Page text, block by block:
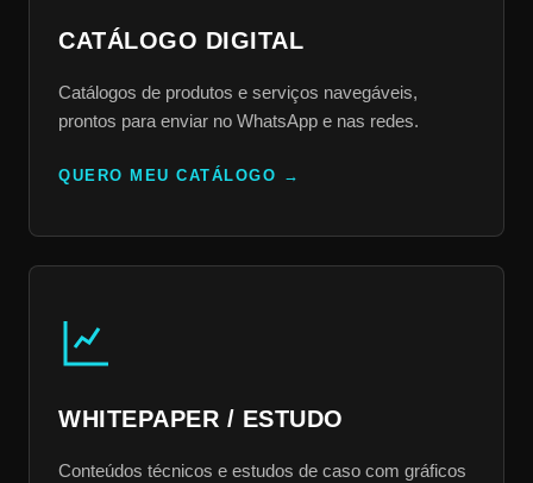
CATÁLOGO DIGITAL
Catálogos de produtos e serviços navegáveis,
prontos para enviar no WhatsApp e nas redes.
QUERO MEU CATÁLOGO
WHITEPAPER / ESTUDO
Conteúdos técnicos e estudos de caso com gráficos